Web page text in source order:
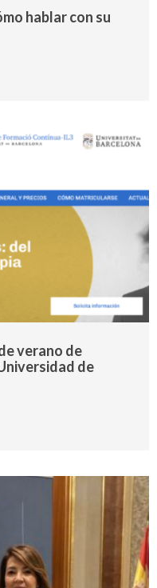
hablar con su
verano de
de